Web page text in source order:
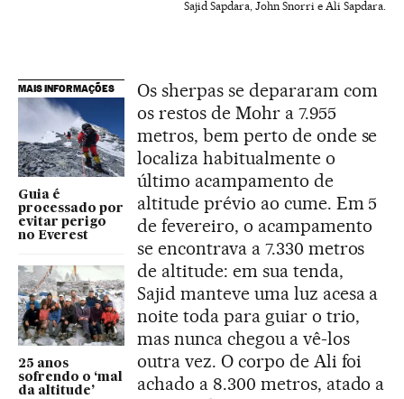
Sajid Sapdara, John Snorri e Ali Sapdara.
MAIS INFORMAÇÕES
Guia é
processado por
evitar perigo
no Everest
25 anos
sofrendo o ‘mal
da altitude’
Os sherpas se depararam com
os restos de Mohr a 7.955
metros, bem perto de onde se
localiza habitualmente o
último acampamento de
altitude prévio ao cume. Em 5
de fevereiro, o acampamento
se encontrava a 7.330 metros
de altitude: em sua tenda,
Sajid manteve uma luz acesa a
noite toda para guiar o trio,
mas nunca chegou a vê-los
outra vez. O corpo de Ali foi
achado a 8.300 metros, atado a